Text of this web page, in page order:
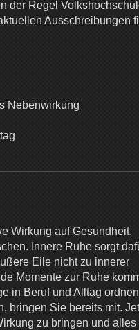
der Regel
Ausschreibungen
Nebenwirkung
Wirkung auf Gesundheit,
Innere Ruhe sorgt
Eile nicht zu innerer
Momente zur Ruhe
in Beruf und Alltag
bringen Sie bereits mit.
zu bringen und alles